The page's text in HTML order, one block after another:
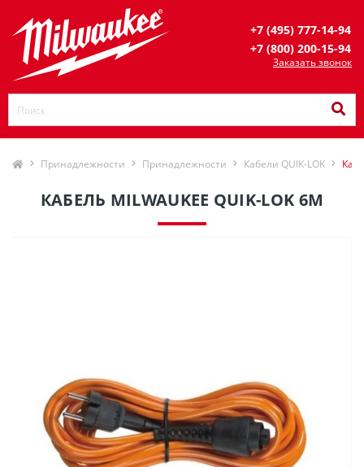
+7 (495) 777-14-94
+7 (800) 200-15-94
Заказать звонок
Принадлежности Принадлежности Кабели QUIK-LOK
КАБЕЛЬ MILWAUKEE QUIK-LOK 6М